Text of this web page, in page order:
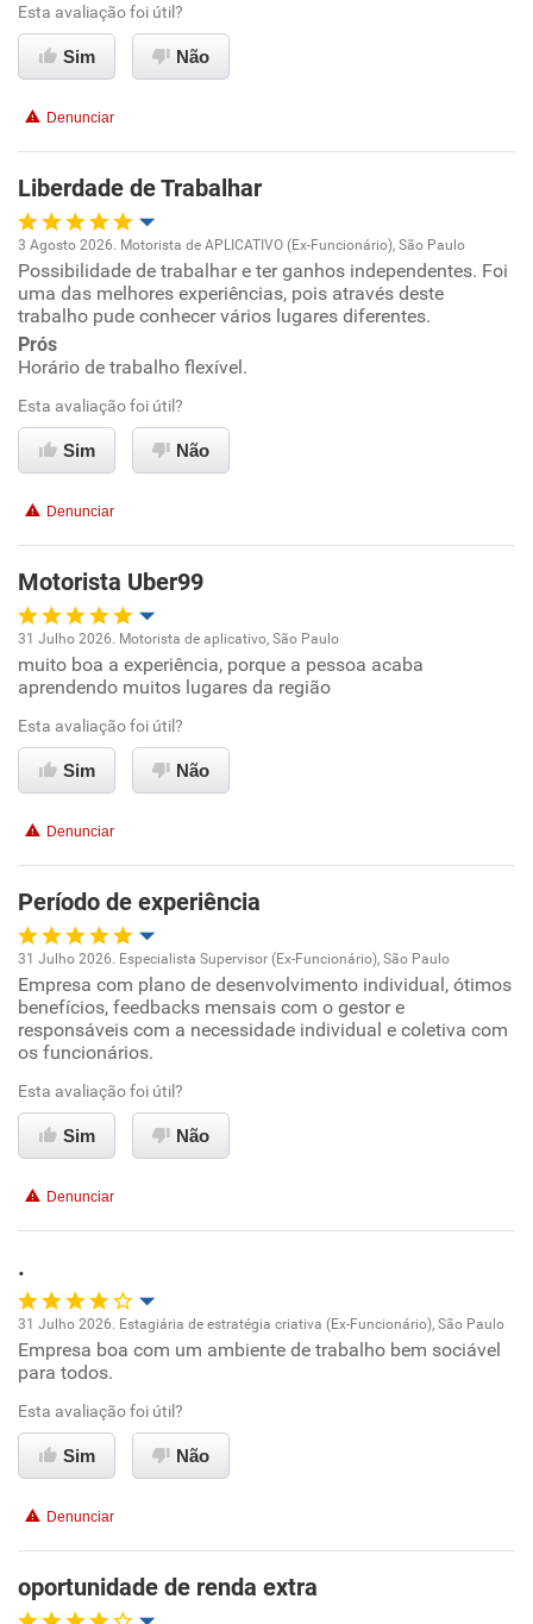
Recomenda esta empresa
Esta avaliação foi útil?
Sim Não
Denunciar
Liberdade de Trabalhar
Oportunidade de promoção
Ambiente de trabalho
Benefícios
Recomenda esta empresa
3 Agosto 2026. Motorista de APLICATIVO (Ex-Funcionário), São Paulo
Possibilidade de trabalhar e ter ganhos independentes. Foi
uma das melhores experiências, pois através deste
trabalho pude conhecer vários lugares diferentes.
Prós
Horário de trabalho flexível.
Esta avaliação foi útil?
Sim Não
Denunciar
Motorista Uber99
Oportunidade de promoção
Ambiente de trabalho
Conciliação com a vida familiar
Recomenda esta empresa
31 Julho 2026. Motorista de aplicativo, São Paulo
muito boa a experiência, porque a pessoa acaba
aprendendo muitos lugares da região
Esta avaliação foi útil?
Sim Não
Denunciar
Período de experiência
Oportunidade de promoção
Ambiente de trabalho
Conciliação com a vida familiar
Benefícios
31 Julho 2026. Especialista Supervisor (Ex-Funcionário), São Paulo
Empresa com plano de desenvolvimento individual, ótimos
benefícios, feedbacks mensais com o gestor e
responsáveis com a necessidade individual e coletiva com
os funcionários.
Esta avaliação foi útil?
Sim Não
Denunciar
.
Oportunidade de promoção
Ambiente de trabalho
Conciliação com a vida familiar
Recomenda esta empresa
31 Julho 2026. Estagiária de estratégia criativa (Ex-Funcionário), São Paulo
Empresa boa com um ambiente de trabalho bem sociável
para todos.
Esta avaliação foi útil?
Sim Não
Denunciar
oportunidade de renda extra